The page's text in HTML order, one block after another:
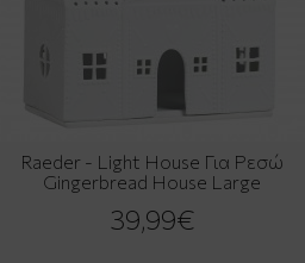
Raeder - Light House Για Ρεσώ
Gingerbread House Large
39,99€